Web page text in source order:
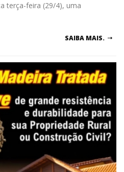
terça-feira (29/4), uma
SAIBA MAIS.